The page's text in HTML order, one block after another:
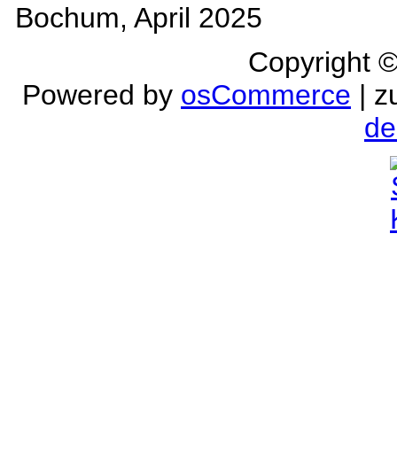
Bochum, April 2025
Copyright
Powered by osCommerce |